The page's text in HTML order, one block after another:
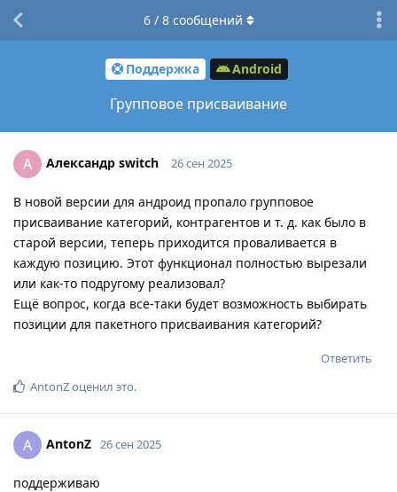
Поддержка Android
Групповое присваивание
6/ 8сообщений
А Александр switch 26 сен 2025
В новой версии для андроид пропало групповое
присваивание категорий, контрагентов и т. д. как было в
старой версии, теперь приходится проваливается в
каждую позицию. Этот функционал полностью вырезали
или как-то подругому реализовал?
Ещё вопрос, когда все-таки будет возможность выбирать
позиции для пакетного присваивания категорий?
Ответить
AntonZоценил это.
A AntonZ 26 сен 2025
поддерживаю